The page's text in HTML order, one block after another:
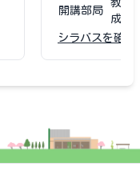
開講部局
教育
成課
シラバスを確認